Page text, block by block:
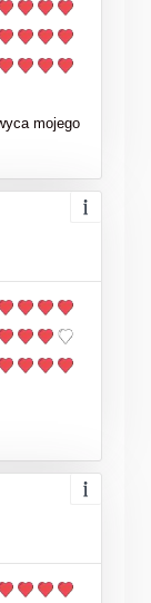
mojego